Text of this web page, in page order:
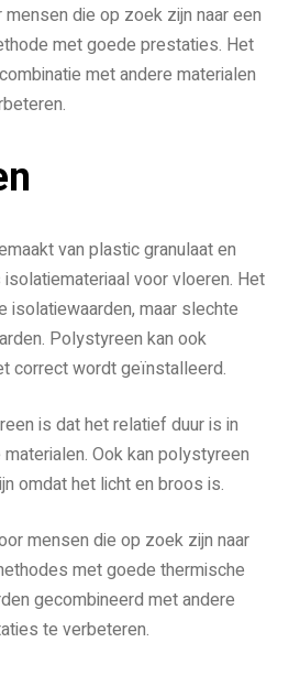
die op zoek zijn naar een
met goede prestaties. Het
met andere materialen
van plastic granulaat en
voor vloeren. Het
isolatiewaarden, maar slechte
Polystyreen kan ook
correct wordt geïnstalleerd.
is dat het relatief duur is in
Ook kan polystyreen
omdat het licht en broos is.
mensen die op zoek zijn naar
met goede thermische
gecombineerd met andere
te verbeteren.